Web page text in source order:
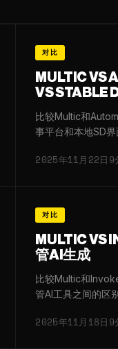
对比
MULTIC VS
VS STABLE
比较Multic和
事平台和本地SD界
2025年11月22日 9
对比
MULTIC VS
管AI生成
比较Multic和
管AI工具之间的区别
2025年11月18日 9